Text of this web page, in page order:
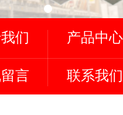
们 产品中心
言 联系我们